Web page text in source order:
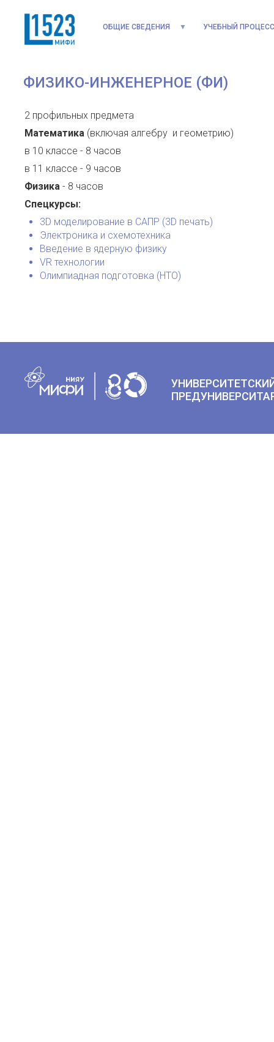
ОБЩИЕ СВЕДЕНИЯ УЧЕБНЫЙ ПРОЦЕСС
ФИЗИКО-ИНЖЕНЕРНОЕ (ФИ)
2 профильных предмета
Математика (включая алгебру и геометрию)
в 10 классе - 8 часов
в 11 классе - 9 часов
Физика - 8 часов
Спецкурсы:
3D моделирование в САПР (3D печать)
Электроника и схемотехника
Введение в ядерную физику
VR технологии
Олимпиадная подготовка (НТО)